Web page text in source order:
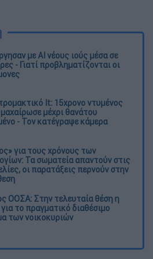
με AI νέους ιούς μέσα σε
- Γιατί προβληματίζονται οι
It: 15χρονο ντυμένος
μέχρι θανάτου
- Τον κατέγραψε κάμερα
για τους χρόνους των
Τα σωματεία απαντούν στις
οι παρατάξεις περνούν στην
ΟΟΣΑ: Στην τελευταία θέση η
το πραγματικό διαθέσιμο
των νοικοκυριών